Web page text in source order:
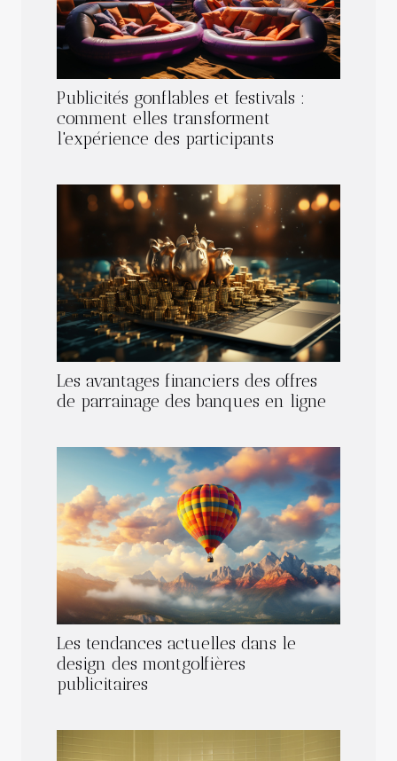
Publicités gonflables et festivals :
comment elles transforment
l'expérience des participants
Les avantages financiers des offres
de parrainage des banques en ligne
Les tendances actuelles dans le
design des montgolfières
publicitaires